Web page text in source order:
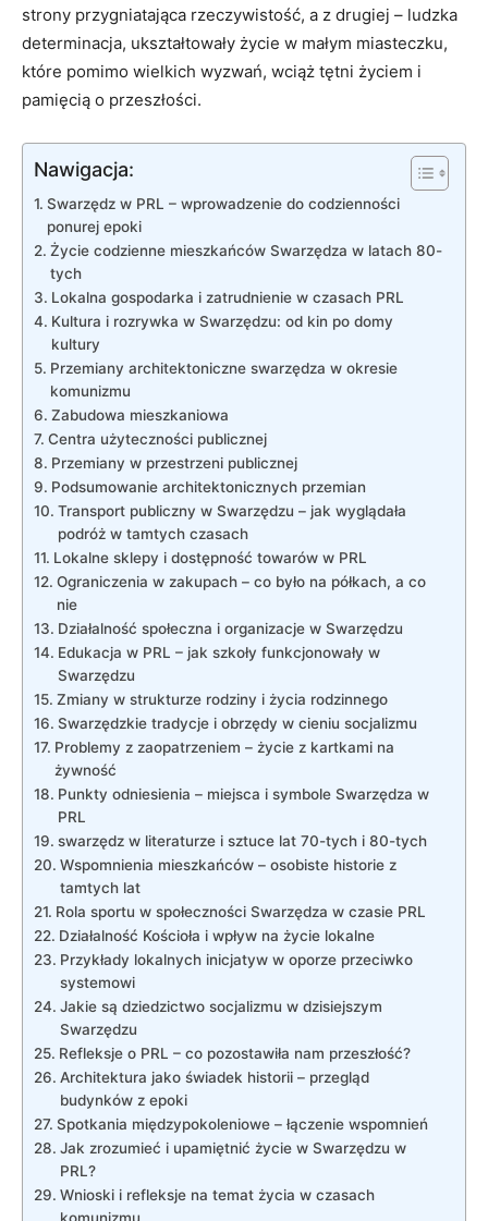
strony przygniatająca rzeczywistość, a z drugiej – ludzka
determinacja, ukształtowały życie w małym miasteczku,
które pomimo wielkich wyzwań, wciąż tętni życiem i
pamięcią o przeszłości.
Nawigacja:
Swarzędz w PRL – wprowadzenie do codzienności
ponurej epoki
Życie codzienne mieszkańców Swarzędza w latach 80-
tych
Lokalna gospodarka i zatrudnienie w czasach PRL
Kultura i rozrywka w Swarzędzu: od kin po domy
kultury
Przemiany architektoniczne swarzędza w okresie
komunizmu
Zabudowa mieszkaniowa
Centra użyteczności publicznej
Przemiany w przestrzeni publicznej
Podsumowanie architektonicznych przemian
Transport publiczny w Swarzędzu – jak wyglądała
podróż w tamtych czasach
Lokalne sklepy i dostępność towarów w PRL
Ograniczenia w zakupach – co było na półkach, a co
nie
Działalność społeczna i organizacje w Swarzędzu
Edukacja w PRL – jak szkoły funkcjonowały w
Swarzędzu
Zmiany w strukturze rodziny i życia rodzinnego
Swarzędzkie tradycje i obrzędy w cieniu socjalizmu
Problemy z zaopatrzeniem – życie z kartkami na
żywność
Punkty odniesienia – miejsca i symbole Swarzędza w
PRL
swarzędz w literaturze i sztuce lat 70-tych i 80-tych
Wspomnienia mieszkańców – osobiste historie z
tamtych lat
Rola sportu w społeczności Swarzędza w czasie PRL
Działalność Kościoła i wpływ na życie lokalne
Przykłady lokalnych inicjatyw w oporze przeciwko
systemowi
Jakie są dziedzictwo socjalizmu w dzisiejszym
Swarzędzu
Refleksje o PRL – co pozostawiła nam przeszłość?
Architektura jako świadek historii – przegląd
budynków z epoki
Spotkania międzypokoleniowe – łączenie wspomnień
Jak zrozumieć i upamiętnić życie w Swarzędzu w
PRL?
Wnioski i refleksje na temat życia w czasach